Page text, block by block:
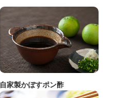
自家製かぼすポン酢